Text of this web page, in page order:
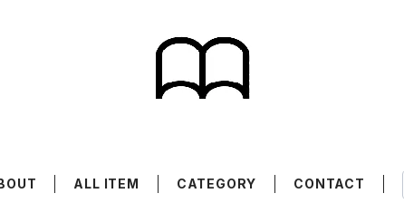
ALL ITEM CATEGORY CONTACT